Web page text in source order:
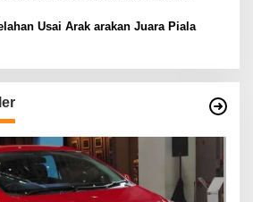
Usai Arak arakan Juara Piala